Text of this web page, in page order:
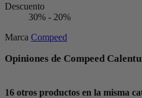
Descuento
30% - 20%
Marca Compeed
Opiniones de Compeed
16 otros productos en la misma